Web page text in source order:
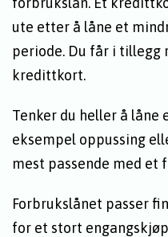
ute etter å låne et
periode. Du får i tillegg
kredittkort.
Tenker du heller å
eksempel oppussing
mest passende med et
Forbrukslånet passer
for et stort